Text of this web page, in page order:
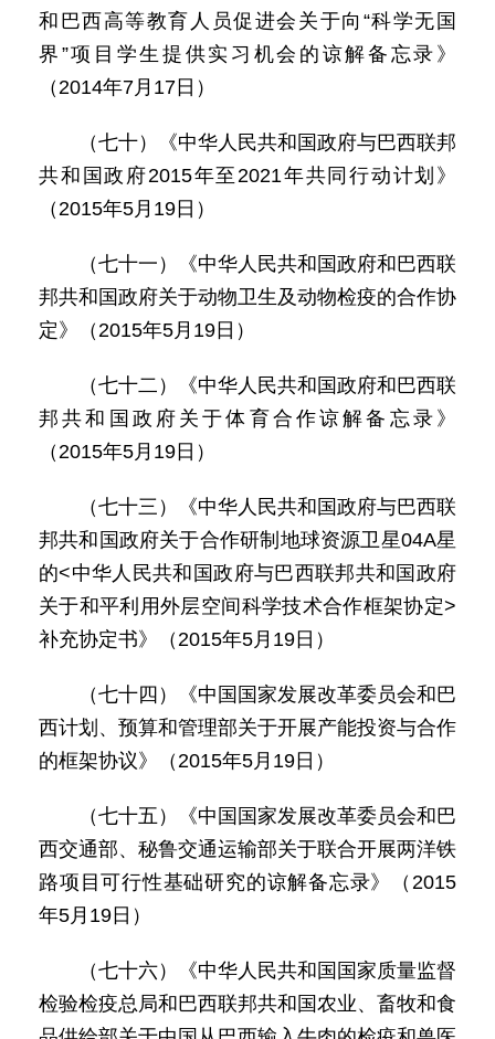
和巴西高等教育人员促进会关于向“科学无国
界”项目学生提供实习机会的谅解备忘录》
（2014年7月17日）
（七十）《中华人民共和国政府与巴西联邦
共和国政府2015年至2021年共同行动计划》
（2015年5月19日）
（七十一）《中华人民共和国政府和巴西联
邦共和国政府关于动物卫生及动物检疫的合作协
定》（2015年5月19日）
（七十二）《中华人民共和国政府和巴西联
邦共和国政府关于体育合作谅解备忘录》
（2015年5月19日）
（七十三）《中华人民共和国政府与巴西联
邦共和国政府关于合作研制地球资源卫星04A星
的<中华人民共和国政府与巴西联邦共和国政府
关于和平利用外层空间科学技术合作框架协定>
补充协定书》（2015年5月19日）
（七十四）《中国国家发展改革委员会和巴
西计划、预算和管理部关于开展产能投资与合作
的框架协议》（2015年5月19日）
（七十五）《中国国家发展改革委员会和巴
西交通部、秘鲁交通运输部关于联合开展两洋铁
路项目可行性基础研究的谅解备忘录》（2015
年5月19日）
（七十六）《中华人民共和国国家质量监督
检验检疫总局和巴西联邦共和国农业、畜牧和食